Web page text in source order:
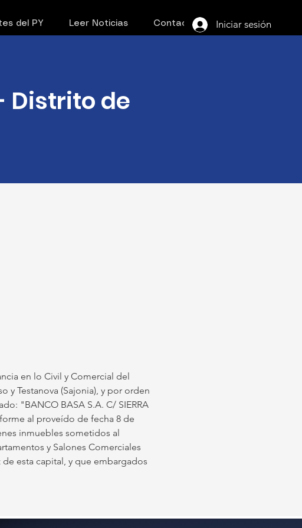
del PY Leer Noticias Contacto Iniciar sesión
Distrito de
en lo Civil y Comercial del
y Testanova (Sajonia), y por orden
"BANCO BASA S.A. C/ SIERRA
al proveído de fecha 8 de
inmuebles sometidos al
y Salones Comerciales
de esta capital, y que embargados